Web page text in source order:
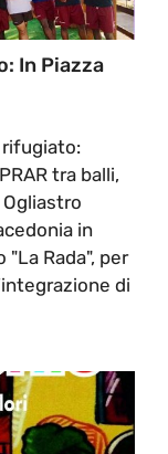
In Piazza
rifugiato:
tra balli,
in
"La Rada", per
di